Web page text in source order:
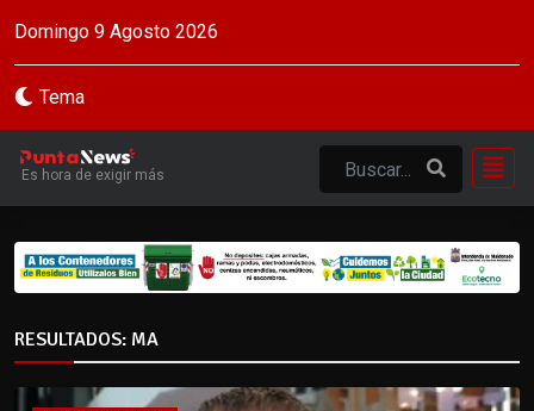
Domingo 9 Agosto 2026
Tema
Es hora de exigir más
RESULTADOS: MA